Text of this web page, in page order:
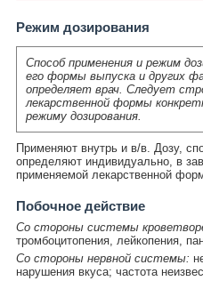
Режим дозирования
Способ применения и режим
его формы выпуска и других
определяет врач. Следует
лекарственной формы
режиму дозирования.
Применяют внутрь и в/в. Дозу,
определяют индивидуально, в
применяемой лекарственной
Побочное действие
Со стороны системы
тромбоцитопения, лейкопения,
Со стороны нервной системы:
нарушения вкуса; частота